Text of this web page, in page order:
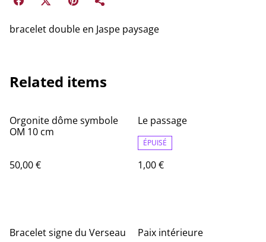
bracelet double en Jaspe paysage
Related items
Orgonite dôme symbole
OM 10 cm
50,00 €
Le passage
ÉPUISÉ
1,00 €
Bracelet signe du Verseau
Paix intérieure